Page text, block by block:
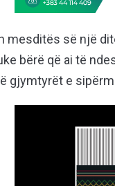
mesditës së një
bërë që ai të
gjymtyrët e